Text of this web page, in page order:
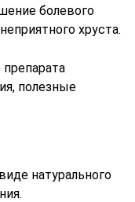
болевого
хруста.
полезные
натурального